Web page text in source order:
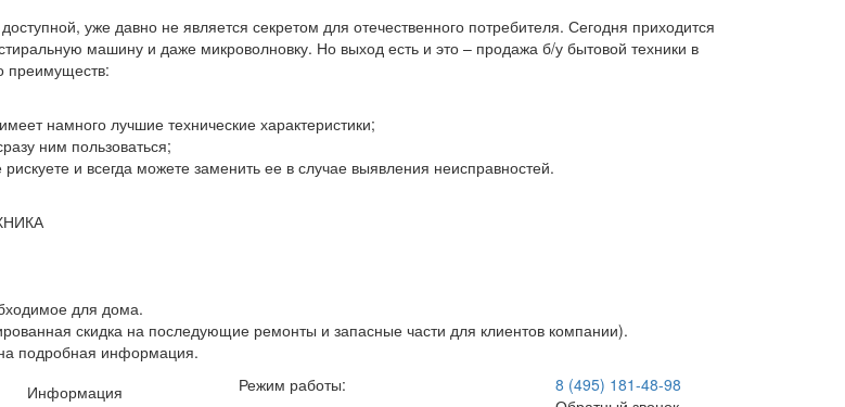
уже давно не является секретом для отечественного потребителя. Сегодня приходится
машину и даже микроволновку. Но выход есть и это – продажа б/у бытовой техники в
преимуществ:
намного лучшие технические характеристики;
ним пользоваться;
и всегда можете заменить ее в случае выявления неисправностей.
для дома.
скидка на последующие ремонты и запасные части для клиентов компании).
подробная информация.
Информация
Режим работы:
8 (495) 181-48-98